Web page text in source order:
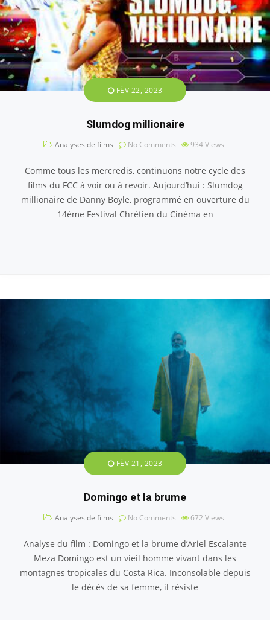
FÉV 22, 2023
Slumdog millionaire
Analyses de films No Comments 934Views
Comme tous les mercredis, continuons notre cycle des
films du FCC à voir ou à revoir. Aujourd’hui : Slumdog
millionaire de Danny Boyle, programmé en ouverture du
14ème Festival Chrétien du Cinéma en
FÉV 21, 2023
Domingo et la brume
Analyses de films No Comments 672 Views
Analyse du film : Domingo et la brume d’Ariel Escalante
Meza Domingo est un vieil homme vivant dans les
montagnes tropicales du Costa Rica. Inconsolable depuis
le décès de sa femme, il résiste